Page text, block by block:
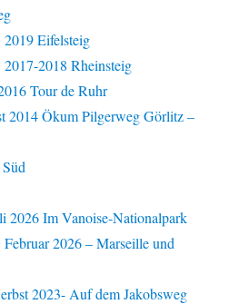
Eifelsteig
2018 Rheinsteig
Tour de Ruhr
2014 Ökum Pilgerweg Görlitz –
2026 Im Vanoise-Nationalpark
2026 – Marseille und
2023- Auf dem Jakobsweg